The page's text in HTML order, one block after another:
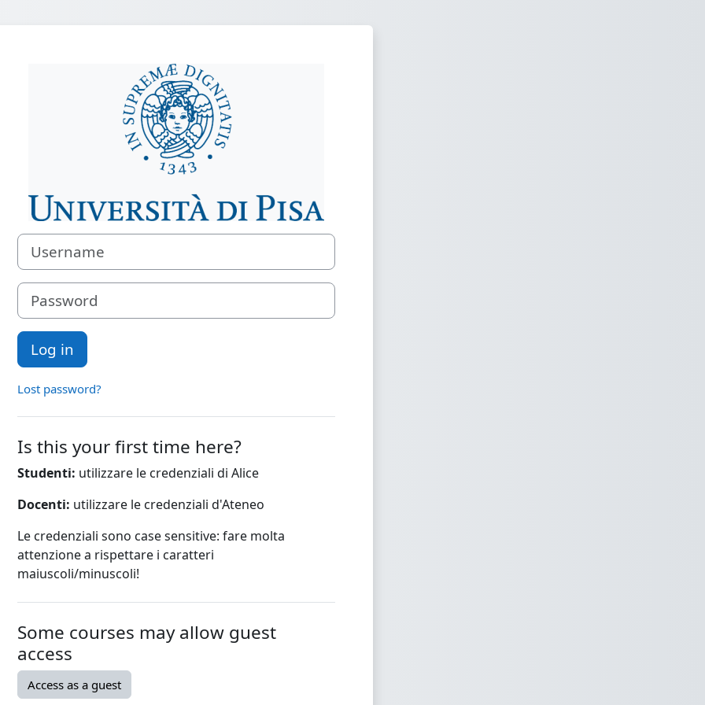
Log in to e-learning - Dipartimento di
Username
Password
Log in
Lost password?
Is this your first time here?
Studenti: utilizzare le credenziali di Alice
Docenti: utilizzare le credenziali d'Ateneo
Le credenziali sono case sensitive: fare molta
attenzione a rispettare i caratteri
maiuscoli/minuscoli!
Some courses may allow guest
access
Access as a guest